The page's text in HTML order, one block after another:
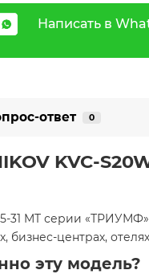
Написать в
ответ 0
KVC-
31 MT серии
бизнес-центрах,
эту модель?